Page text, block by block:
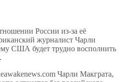
России из-за её
журналист Чарли
США будет трудно восполнить
Чарли Макграта,